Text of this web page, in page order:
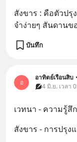
สังขาร : คือตัวป
จำง่ายๆ สันดานข
บันทึก
อ
อาทิตย์เรือนสิบ •
4 มิ.ย. เวลา
เวทนา - ความรู้สึ
สังขาร - การปรุง